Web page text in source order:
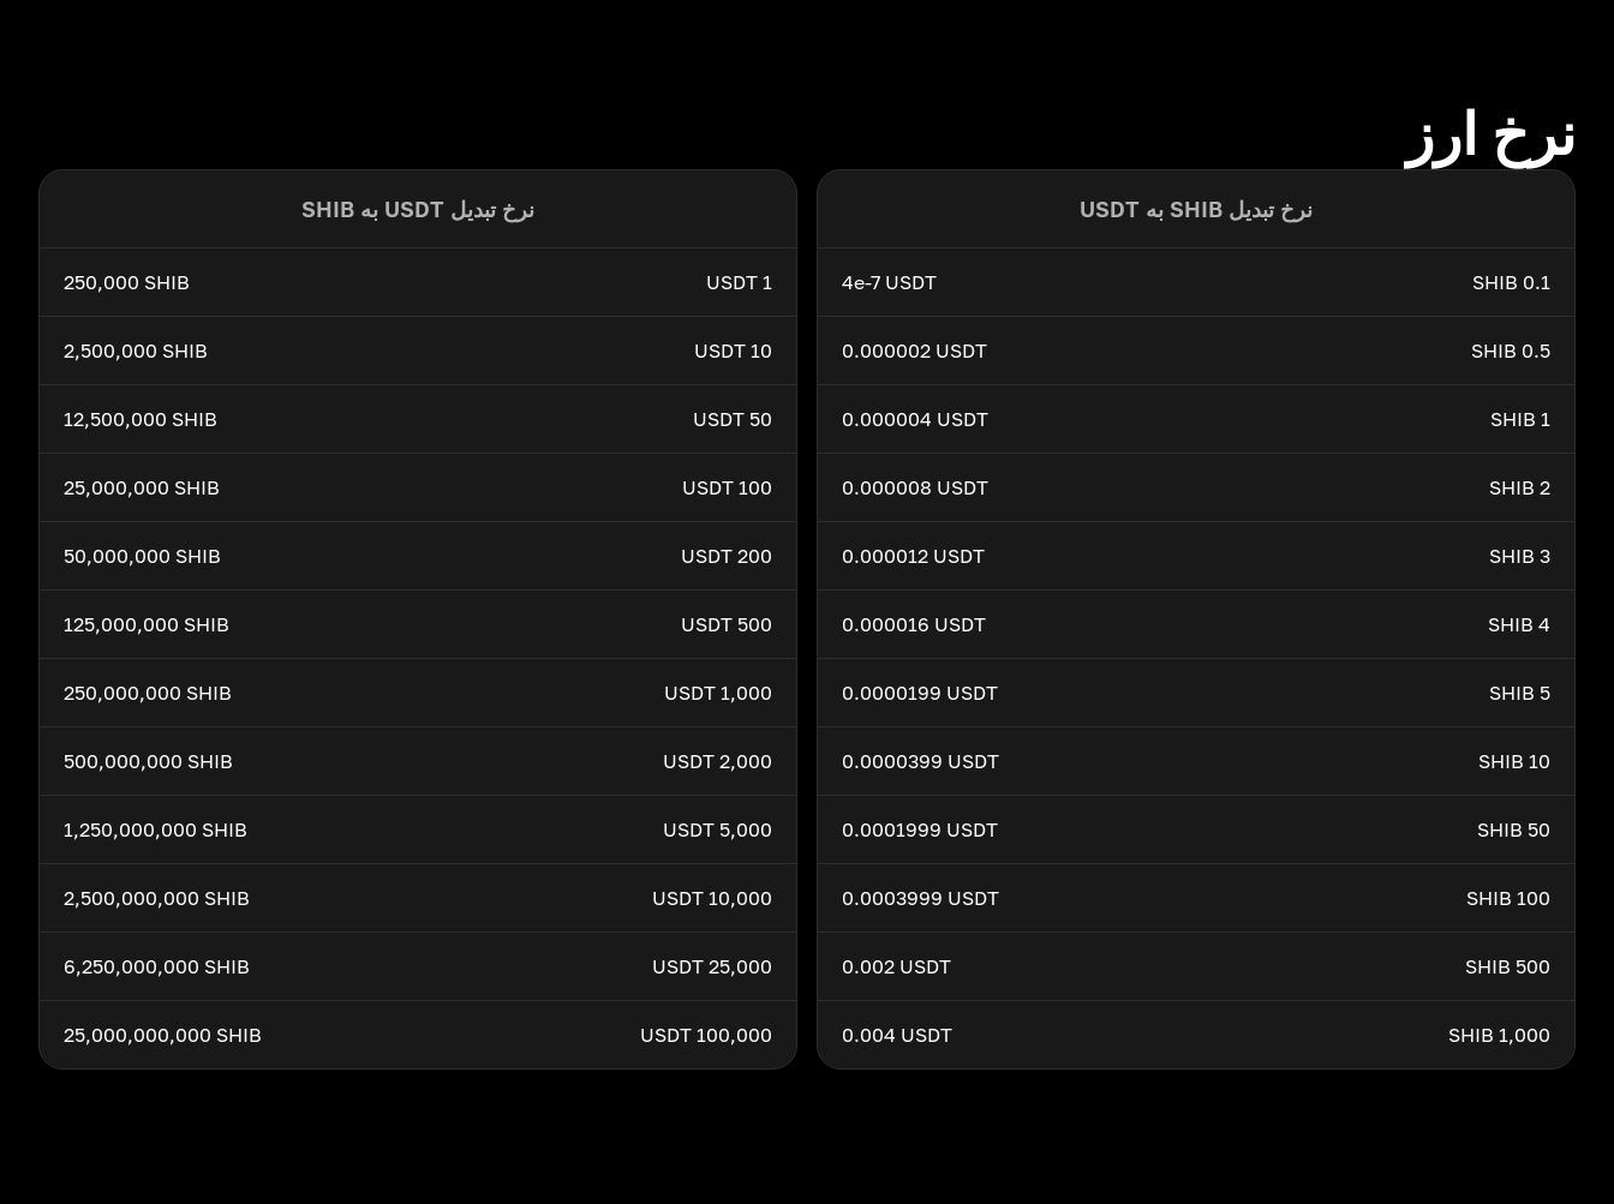
نرخ ارز
نرخ تبدیل SHIB به USDT
0.1 SHIB
4e-7 USDT
0.5 SHIB
0.000002 USDT
1 SHIB
0.000004 USDT
2 SHIB
0.000008 USDT
3 SHIB
0.000012 USDT
4 SHIB
0.000016 USDT
5 SHIB
0.0000199 USDT
10 SHIB
0.0000399 USDT
50 SHIB
0.0001999 USDT
100 SHIB
0.0003999 USDT
500 SHIB
0.002 USDT
1,000 SHIB
0.004 USDT
نرخ تبدیل USDT به SHIB
1 USDT
250,000 SHIB
10 USDT
2,500,000 SHIB
50 USDT
12,500,000 SHIB
100 USDT
25,000,000 SHIB
200 USDT
50,000,000 SHIB
500 USDT
125,000,000 SHIB
1,000 USDT
250,000,000 SHIB
2,000 USDT
500,000,000 SHIB
5,000 USDT
1,250,000,000 SHIB
10,000 USDT
2,500,000,000 SHIB
25,000 USDT
6,250,000,000 SHIB
100,000 USDT
25,000,000,000 SHIB